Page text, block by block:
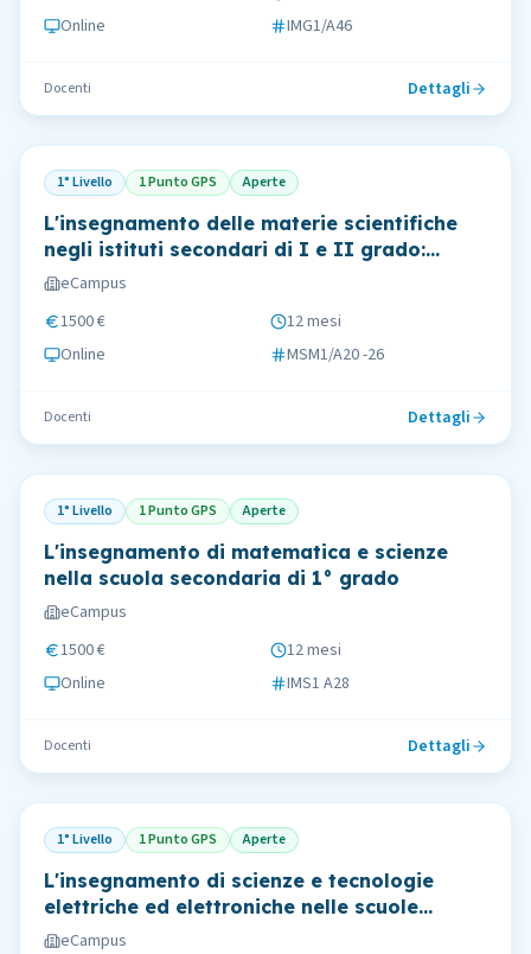
Online
IMG1/A46
Docenti Dettagli
1° Livello 1 Punto GPS Aperte
L'insegnamento delle materie scientifiche
negli istituti secondari di I e II grado:
matematica e fisica
eCampus
1500 €
12 mesi
Online
MSM1/A20 -26
Docenti Dettagli
1° Livello 1 Punto GPS Aperte
L'insegnamento di matematica e scienze
nella scuola secondaria di 1° grado
eCampus
1500 €
12 mesi
Online
IMS1 A28
Docenti Dettagli
1° Livello 1 Punto GPS Aperte
L'insegnamento di scienze e tecnologie
elettriche ed elettroniche nelle scuole
secondarie di I e II grado
eCampus